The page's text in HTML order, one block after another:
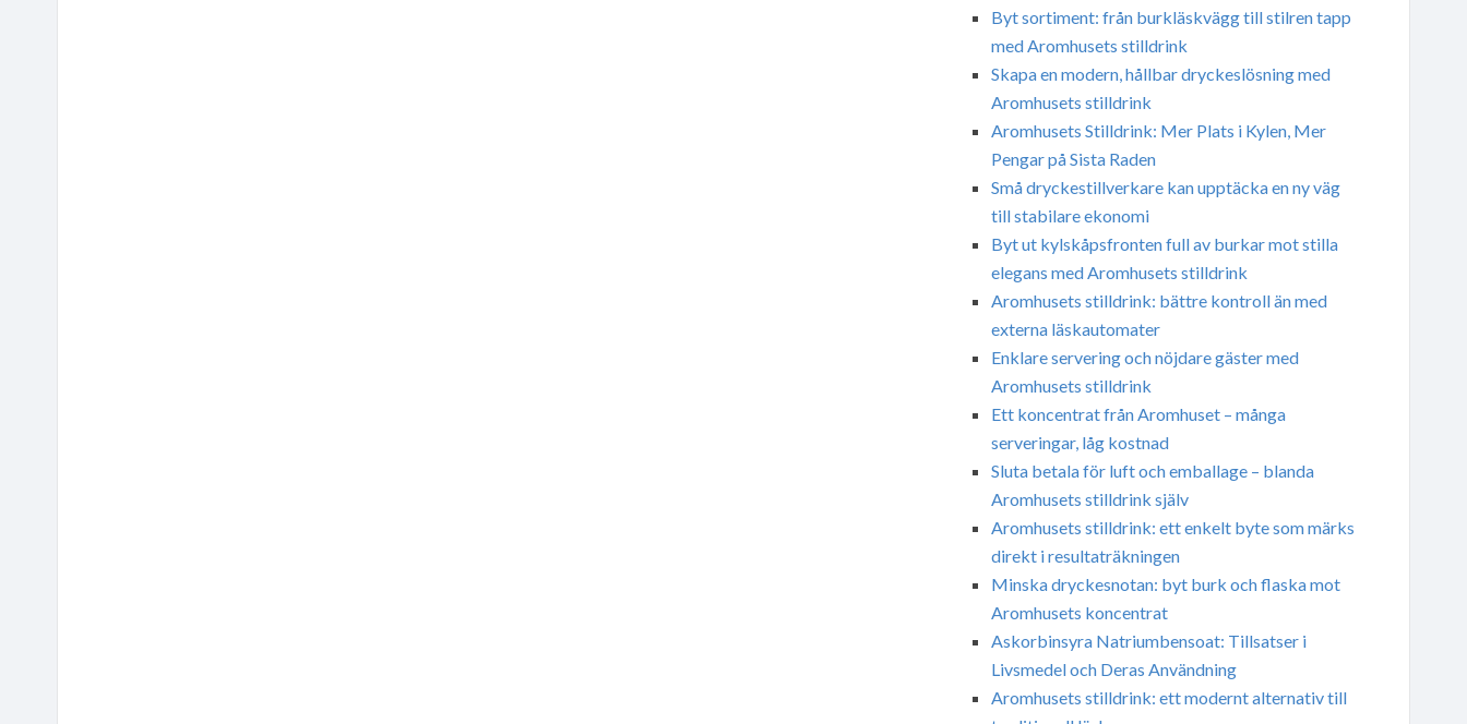
Byt sortiment: från burkläskvägg till stilren tapp
med Aromhusets stilldrink
Skapa en modern, hållbar dryckeslösning med
Aromhusets stilldrink
Aromhusets Stilldrink: Mer Plats i Kylen, Mer
Pengar på Sista Raden
Små dryckestillverkare kan upptäcka en ny väg
till stabilare ekonomi
Byt ut kylskåpsfronten full av burkar mot stilla
elegans med Aromhusets stilldrink
Aromhusets stilldrink: bättre kontroll än med
externa läskautomater
Enklare servering och nöjdare gäster med
Aromhusets stilldrink
Ett koncentrat från Aromhuset – många
serveringar, låg kostnad
Sluta betala för luft och emballage – blanda
Aromhusets stilldrink själv
Aromhusets stilldrink: ett enkelt byte som märks
direkt i resultaträkningen
Minska dryckesnotan: byt burk och flaska mot
Aromhusets koncentrat
Askorbinsyra Natriumbensoat: Tillsatser i
Livsmedel och Deras Användning
Aromhusets stilldrink: ett modernt alternativ till